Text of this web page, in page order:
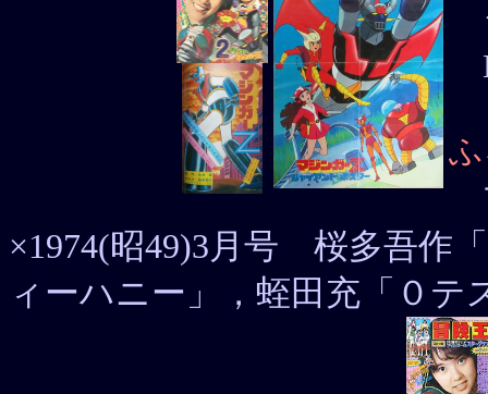
×1974(昭49)3月号 桜多吾作
ィーハニー」，蛭田充「０テ